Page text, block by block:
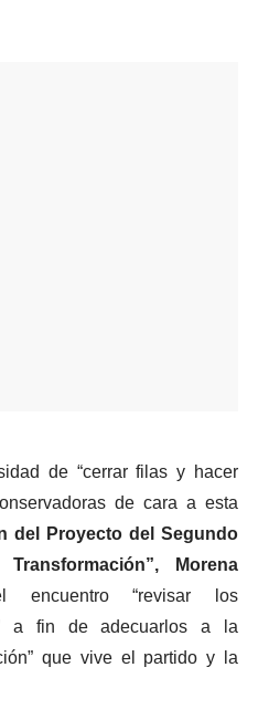
de “cerrar filas y hacer
de cara a esta
del Proyecto del Segundo
Morena
encuentro “revisar los
a fin de adecuarlos a la
que vive el partido y la